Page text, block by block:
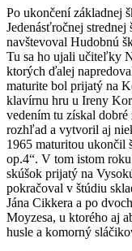
Po ukončení základnej
Jedenásťročnej
navštevoval Hudobnú
Tu sa ho ujali učiteľky
ktorých ďalej
maturite bol prijatý na
klavírnu hru u Ireny
vedením tu získal
rozhľad a vytvoril aj
1965 maturitou ukončil
op.4“. V tom istom
skúšok prijatý na
pokračoval v štúdiu
Jána Cikkera a po
Moyzesa, u ktorého aj
husle a komorný